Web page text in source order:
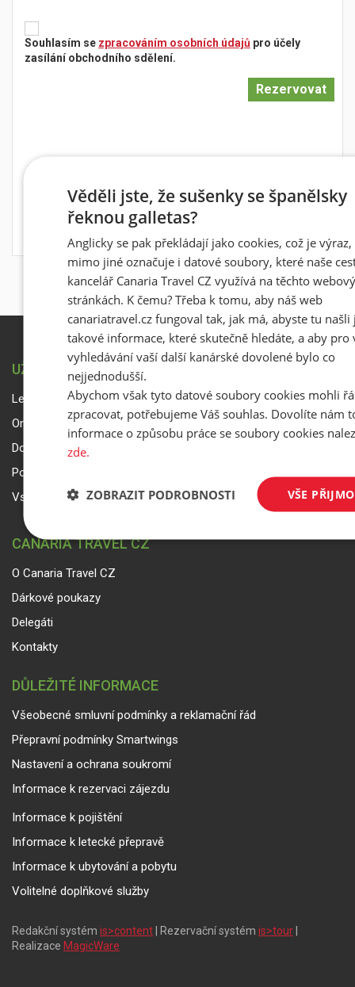
Souhlasím se zpracováním osobních údajů pro účely
zasílání obchodního sdělení.
UŽITEČNÉ ODKAZY
Letový řád
Online platba
Dokumenty ke stažení
Počasí na Kanárských ostrovech
Vstup pro partnery
CANARIA TRAVEL CZ
O Canaria Travel CZ
Dárkové poukazy
Delegáti
Kontakty
DŮLEŽITÉ INFORMACE
Všeobecné smluvní podmínky a reklamační řád
Přepravní podmínky Smartwings
Nastavení a ochrana soukromí
Informace k rezervaci zájezdu
Informace k pojištění
Informace k letecké přepravě
Informace k ubytování a pobytu
Volitelné doplňkové služby
Redakční systém is>content | Rezervační systém is>tour
Realizace MagicWare
Věděli jste, že sušenky se španělsky
řeknou galletas?
Anglicky se pak překládají jako cookies, což je
mimo jiné označuje i datové soubory, které naše
kancelář Canaria Travel CZ využívá na těchto
stránkách. K čemu? Třeba k tomu, aby náš web
canariatravel.cz fungoval tak, jak má, abyste tu našli
takové informace, které skutečně hledáte, a aby pro
vyhledávání vaší další kanárské dovolené bylo co
nejjednodušší.
Abychom však tyto datové soubory cookies mohli
zpracovat, potřebujeme Váš souhlas. Dovolíte nám
informace o způsobu práce se soubory cookies
zde.
VŠE
ZOBRAZIT PODROBNOSTI